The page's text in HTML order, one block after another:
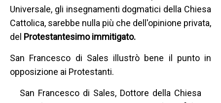
Universale, gli insegnamenti dogmatici della Chiesa
Cattolica, sarebbe nulla più che dell'opinione privata,
del Protestantesimo immitigato.
San Francesco di Sales illustrò bene il punto in
opposizione ai Protestanti.
San Francesco di Sales, Dottore della Chiesa